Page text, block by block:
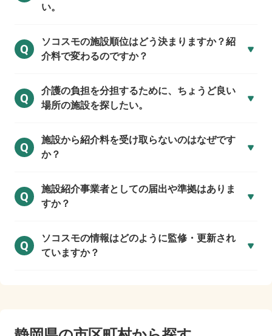
い。
Q
ソコスモの施設順位はどう決まりますか？紹
介料で変わるのですか？
Q
介護の負担を分担するために、ちょうど良い
場所の施設を探したい。
Q
施設から紹介料を受け取らないのはなぜです
か？
Q
施設紹介事業者としての届出や準拠はありま
すか？
Q
ソコスモの情報はどのように監修・更新され
ていますか？